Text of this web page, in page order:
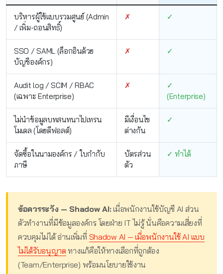
บริหารผู้ใช้แบบรวมศูนย์ (Admin
/ เพิ่ม-ถอนสิทธิ์)
✗ ✓
SSO / SAML (ล็อกอินด้วย
บัญชีองค์กร)
✗ ✓
Audit log / SCIM / RBAC
(เฉพาะ Enterprise)
✗
✓
(Enterprise)
ไม่นำข้อมูลบทสนทนาไปเทรน
โมเดล (โดยดีฟอลต์)
มีเงื่อนไข
ต่างกัน
✓
จัดซื้อในนามองค์กร / ใบกำกับ
ภาษี
บัตรส่วน
ตัว
✓ ทำได้
ข้อควรระวัง — Shadow AI: เมื่อพนักงานใช้บัญชี AI ส่วน
ตัวทำงานที่มีข้อมูลองค์กร โดยฝ่าย IT ไม่รู้ นั่นคือความเสี่ยงที่
ควบคุมไม่ได้ อ่านเพิ่มที่ Shadow AI — เมื่อพนักงานใช้ AI แบบ
ไม่ได้รับอนุญาต ทางแก้คือให้ทางเลือกที่ถูกต้อง
(Team/Enterprise) พร้อมนโยบายใช้งาน